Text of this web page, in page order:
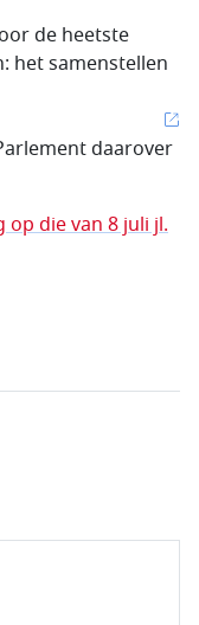
de heetste
het samenstellen
daarover
op die van 8 juli jl.